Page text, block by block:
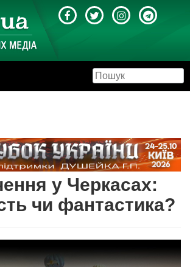
у Черкасах:
чи фантастика?